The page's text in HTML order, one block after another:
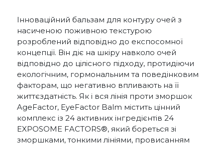
Інноваційний бальзам для контуру очей з
насиченою поживною текстурою
розроблений відповідно до експосомної
концепції. Він діє на шкіру навколо очей
відповідно до цілісного підходу, протидіючи
екологічним, гормональним та поведінковим
факторам, що негативно впливають на її
життєздатність. Як і вся лінія проти зморшок
AgeFactor, EyeFactor Balm містить цінний
комплекс із 24 активних інгредієнтів 24
EXPOSOME FACTORS®, який бореться зі
зморшками, тонкими лініями, провисанням